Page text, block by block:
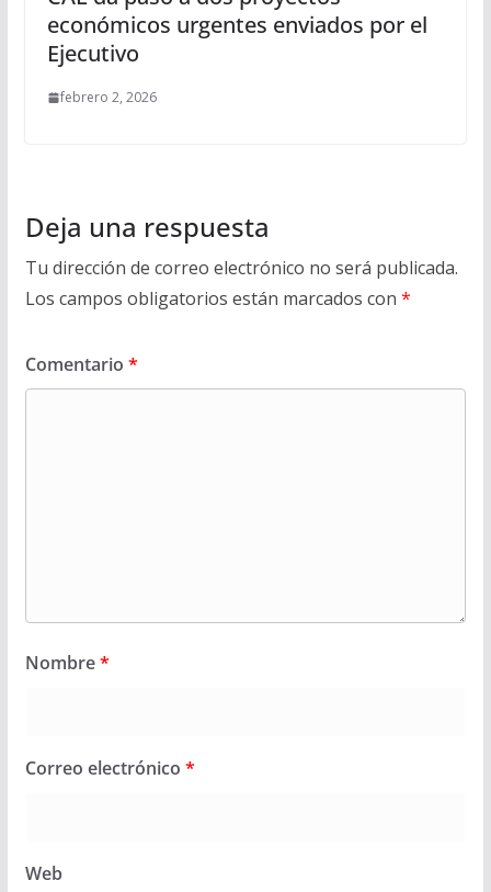
económicos urgentes enviados por el
Ejecutivo
febrero 2, 2026
Deja una respuesta
Tu dirección de correo electrónico no será publicada.
Los campos obligatorios están marcados con *
Comentario *
Nombre*
Correo electrónico *
Web